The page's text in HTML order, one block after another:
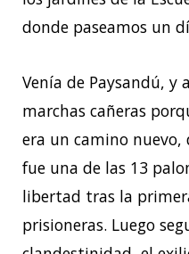
donde paseamos un
Venía de Paysandú, y
marchas cañeras
era un camino
fue una de las 13
libertad tras la
prisioneras. Luego